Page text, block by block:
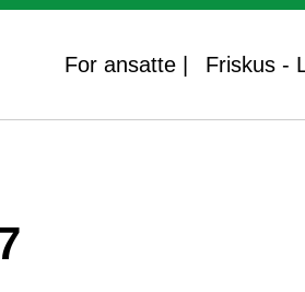
For ansatte | Friskus -